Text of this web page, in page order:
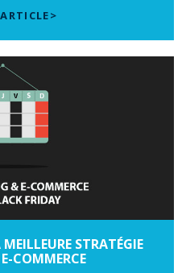
STRATÉGIE
COMMERCE